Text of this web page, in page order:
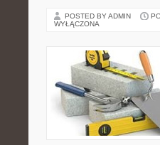
POSTED BY ADMIN
WYŁĄCZONA